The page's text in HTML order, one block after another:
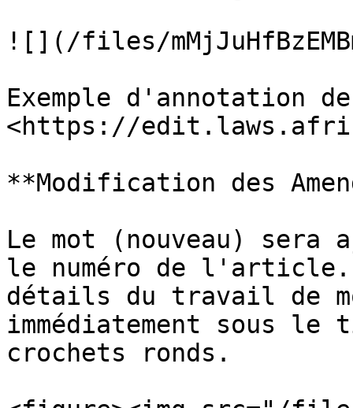
![](/files/
Exemple d'annotation
<https://
**Modification des
Le mot (nouveau) sera
le numéro de
détails du travail de
immédiatement sous
crochets ronds.